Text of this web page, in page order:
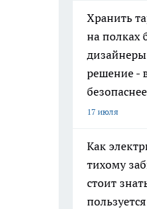
Хранить
на полках
решение -
безопаснее
17 июля
Как
тихому
стоит
пользуется